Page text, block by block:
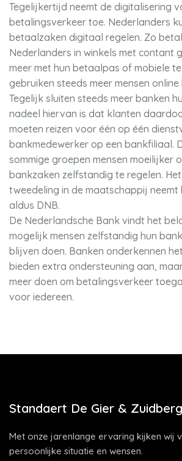
Tegelijkertijd neemt de digitalisering
betalingsverkeer toe. Nederlanders
betaalzaken digitaal regelen. Zo
Nederlanders in winkels met contant
meer met hun betaalpas of mobiele
gebruiken steeds meer mensen online
Tegelijk sluiten steeds meer banken
nadeel hiervan is dat klanten
moeten reizen voor één op één
bankmedewerker op een bankfiliaal.
sommige groepen mensen moeilijker
bankzaken zelfstandig te regelen.
tweedeling in de maatschappij neemt
aldus DNB.
De Nederlandsche Bank vindt het
mogelijk mensen zelfstandig hun
blijven doen. Banken onderkennen
bieden extra ondersteuning aan,
meer doen om betalingsverkeer
voor iedereen.
Standaert De Gier & Zuidberg
Met onze jarenlange ervaring kijken wij
persoonlijke situatie en wensen.